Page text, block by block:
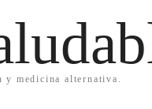
medicina alternativa.